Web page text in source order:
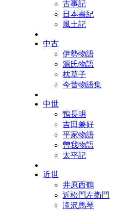
古事記
日本書紀
風土記
中古
伊勢物語
源氏物語
枕草子
今昔物語集
中世
鴨長明
吉田兼好
平家物語
曽我物語
太平記
近世
井原西鶴
近松門左衛門
滝沢馬琴